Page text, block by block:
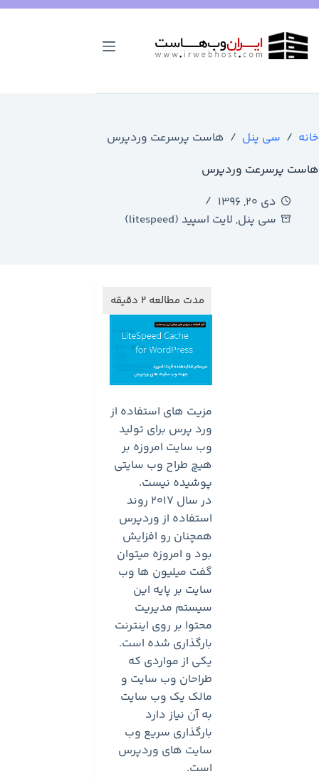
پرش
محتوا
خانه / سی پنل / هاست پرسرعت وردپرس
هاست پرسرعت وردپرس
دی ۲۰, ۱۳۹۶
سی پنل, لایت اسپید (litespeed)
مزیت های استفاده از
ورد پرس برای تولید
وب سایت امروزه بر
هیچ طراح وب سایتی
پوشیده نیست.
در سال ۲۰۱۷ روند
استفاده از وردپرس
همچنان رو افزایش
بود و امروزه میتوان
گفت میلیون ها وب
سایت بر پایه این
سیستم مدیریت
محتوا بر روی اینترنت
بارگذاری شده است.
یکی از مواردی که
طراحان وب سایت و
مالک یک وب سایت
به آن نیاز دارد
بارگذاری سریع وب
سایت های وردپرس
است.